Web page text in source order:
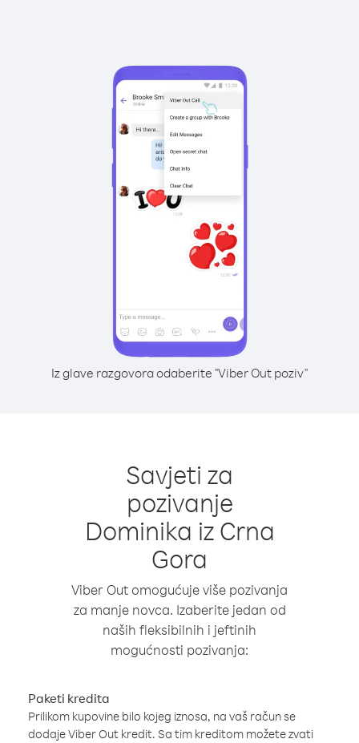
Iz glave razgovora odaberite "Viber Out poziv"
Savjeti za
pozivanje
Dominika iz Crna
Gora
Viber Out omogućuje više pozivanja
za manje novca. Izaberite jedan od
naših fleksibilnih i jeftinih
mogućnosti pozivanja:
Paketi kredita
Prilikom kupovine bilo kojeg iznosa, na vaš račun se
dodaje Viber Out kredit. Sa tim kreditom možete zvati